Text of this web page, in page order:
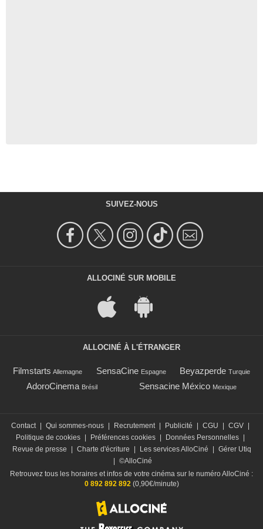
SUIVEZ-NOUS
ALLOCINÉ SUR MOBILE
ALLOCINÉ À L'ÉTRANGER
Filmstarts Allemagne SensaCine Espagne Beyazperde Turquie
AdoroCinema Brésil Sensacine México Mexique
Contact | Qui sommes-nous | Recrutement | Publicité | CGU | CGV |
Politique de cookies | Préférences cookies | Données Personnelles |
Revue de presse
| Charte d'écriture | Les services AlloCiné | Gérer Utiq
| ©AlloCiné
Retrouvez tous les horaires et infos de votre cinéma sur le numéro AlloCiné :
0 892 892 892 (0,90€/minute)